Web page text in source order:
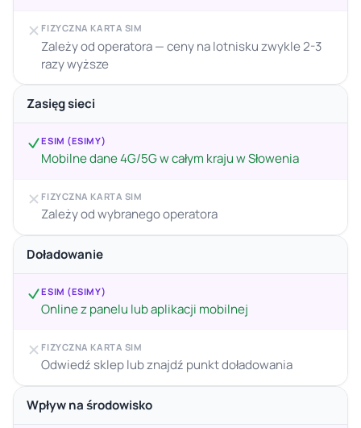
FIZYCZNA KARTA SIM
Zależy od operatora — ceny na lotnisku zwykle 2-3
razy wyższe
Zasięg sieci
ESIM (ESIMY)
Mobilne dane 4G/5G w całym kraju w Słowenia
FIZYCZNA KARTA SIM
Zależy od wybranego operatora
Doładowanie
ESIM (ESIMY)
Online z panelu lub aplikacji mobilnej
FIZYCZNA KARTA SIM
Odwiedź sklep lub znajdź punkt doładowania
Wpływ na środowisko